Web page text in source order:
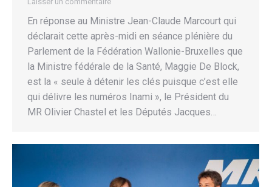
En réponse au Ministre Jean-Claude Marcourt qui
déclarait cette après-midi en séance plénière du
Parlement de la Fédération Wallonie-Bruxelles que
la Ministre fédérale de la Santé, Maggie De Block,
est la « seule à détenir les clés puisque c’est elle
qui délivre les numéros Inami », le Président du
MR Olivier Chastel et les Députés Jacques…